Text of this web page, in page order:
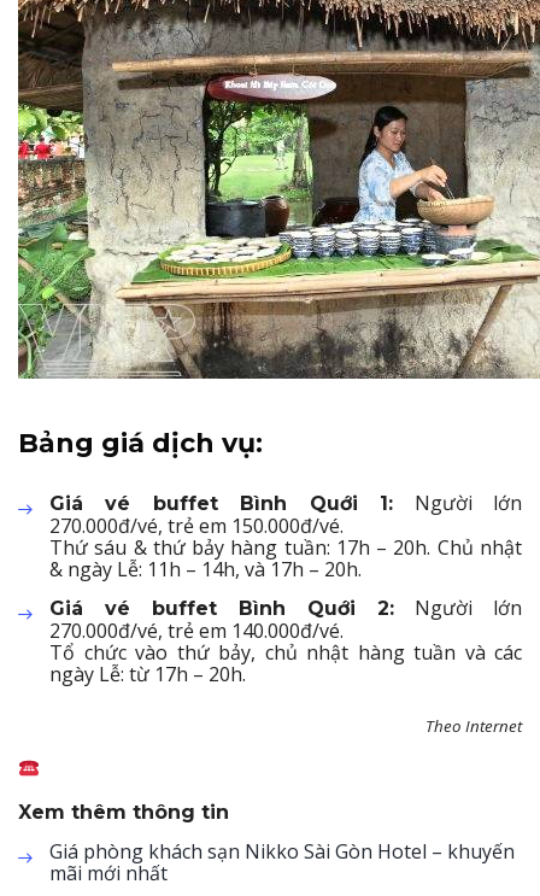
Bảng giá dịch vụ:
Giá vé buffet Bình Quới 1: Người lớn
270.000đ/vé, trẻ em 150.000đ/vé.
Thứ sáu & thứ bảy hàng tuần: 17h – 20h. Chủ nhật
& ngày Lễ: 11h – 14h, và 17h – 20h.
Giá vé buffet Bình Quới 2: Người lớn
270.000đ/vé, trẻ em 140.000đ/vé.
Tổ chức vào thứ bảy, chủ nhật hàng tuần và các
ngày Lễ: từ 17h – 20h.
Theo Internet
Xem thêm thông tin
Giá phòng khách sạn Nikko Sài Gòn Hotel – khuyến
mãi mới nhất